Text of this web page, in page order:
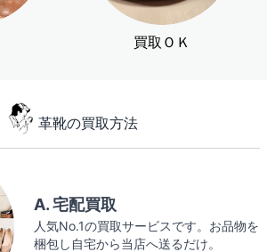
買取ＯＫ
革靴の買取方法
A. 宅配買取
人気No.1の買取サービスです。お品物を
梱包し自宅から当店へ送るだけ。